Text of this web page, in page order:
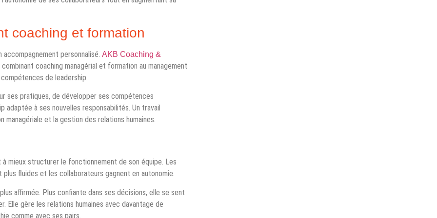
coaching et formation
accompagnement personnalisé.AKB Coaching &
coaching managérial et formation au management
de leadership.
ses pratiques, de développer ses compétences
à ses nouvelles responsabilités. Un travail
et la gestion des relations humaines.
mieux structurer le fonctionnement de son équipe. Les
fluides et les collaborateurs gagnent en autonomie.
affirmée. Plus confiante dans ses décisions, elle se sent
Elle gère les relations humaines avec davantage de
comme avec ses pairs.